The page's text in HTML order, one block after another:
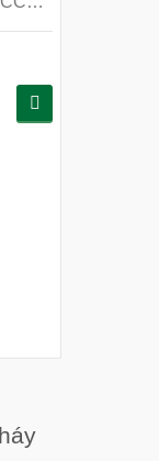
BẢO DƯỠNG HỆ THỐNG PCCC TẠI HÀ NỘI